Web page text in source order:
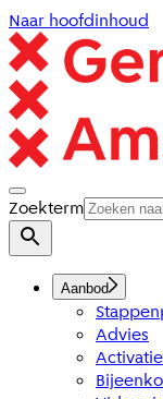
Naar hoofdinhoud
Zoekterm
Aanbod
Advies